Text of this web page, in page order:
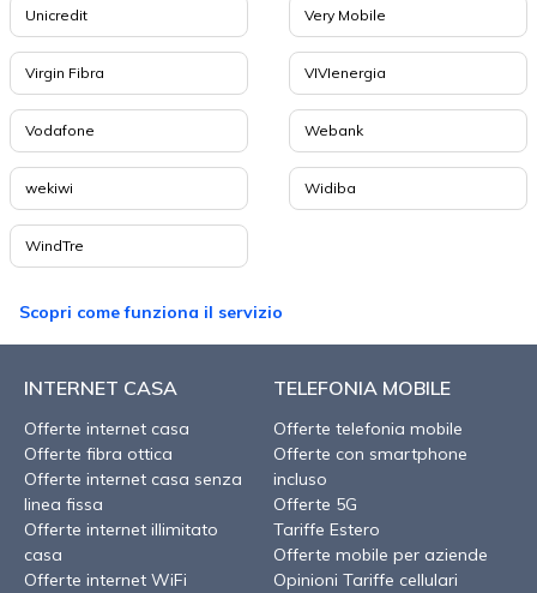
Unicredit Very Mobile
Virgin Fibra VIVIenergia
Vodafone Webank
wekiwi Widiba
WindTre
Scopri come funziona il servizio
INTERNET CASA
Offerte internet casa
Offerte fibra ottica
Offerte internet casa senza
linea fissa
Offerte internet illimitato
casa
Offerte internet WiFi
TELEFONIA MOBILE
Offerte telefonia mobile
Offerte con smartphone
incluso
Offerte 5G
Tariffe Estero
Offerte mobile per aziende
Opinioni Tariffe cellulari